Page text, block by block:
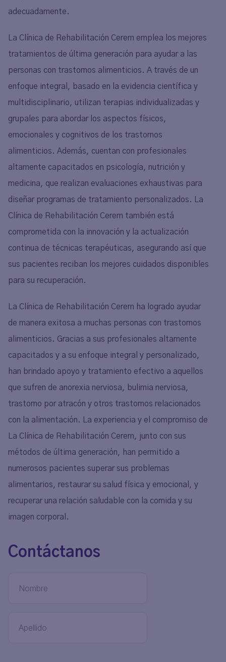
adecuadamente.
La Clínica de Rehabilitación Cerem emplea los mejores
tratamientos de última generación para ayudar a las
personas con trastornos alimenticios. A través de un
enfoque integral, basado en la evidencia científica y
multidisciplinario, utilizan terapias individualizadas y
grupales para abordar los aspectos físicos,
emocionales y cognitivos de los trastornos
alimenticios. Además, cuentan con profesionales
altamente capacitados en psicología, nutrición y
medicina, que realizan evaluaciones exhaustivas para
diseñar programas de tratamiento personalizados. La
Clínica de Rehabilitación Cerem también está
comprometida con la innovación y la actualización
continua de técnicas terapéuticas, asegurando así que
sus pacientes reciban los mejores cuidados disponibles
para su recuperación.
La Clínica de Rehabilitación Cerem ha logrado ayudar
de manera exitosa a muchas personas con trastornos
alimenticios. Gracias a sus profesionales altamente
capacitados y a su enfoque integral y personalizado,
han brindado apoyo y tratamiento efectivo a aquellos
que sufren de anorexia nerviosa, bulimia nerviosa,
trastorno por atracón y otros trastornos relacionados
con la alimentación. La experiencia y el compromiso de
La Clínica de Rehabilitación Cerem, junto con sus
métodos de última generación, han permitido a
numerosos pacientes superar sus problemas
alimentarios, restaurar su salud física y emocional, y
recuperar una relación saludable con la comida y su
imagen corporal.
Contáctanos